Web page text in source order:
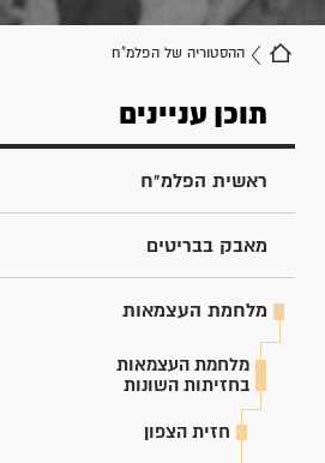
ההסטוריה של הפלמ"ח
תוכן עניינים
ראשית הפלמ"ח
מאבק בבריטים
מלחמת העצמאות
מלחמת העצמאות
בחזיתות השונות
חזית הצפון